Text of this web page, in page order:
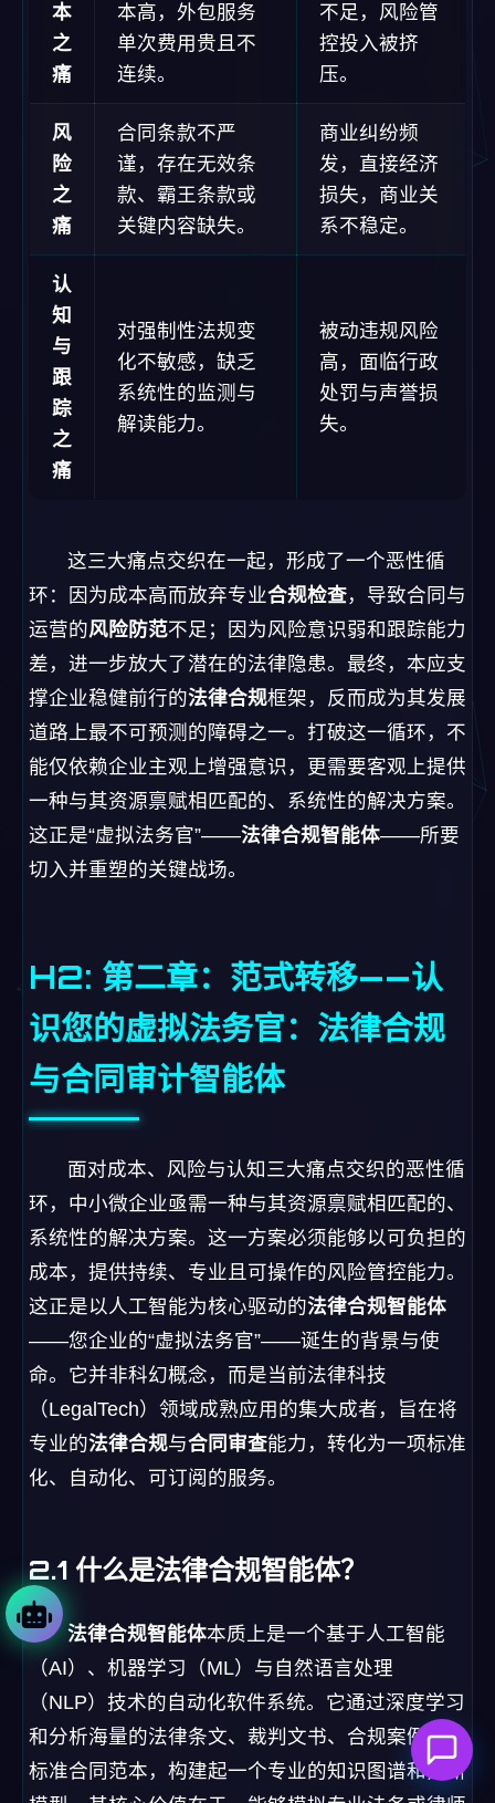
之
痛
款、霸王条款或
关键内容缺失。
损失，商业关
系不稳定。
认
知
与
跟
踪
之
痛
对强制性法规变
化不敏感，缺乏
系统性的监测与
被动违规风险
高，面临行政
处罚与声誉损
这三大痛点交织在一起，形成了一个恶性循
环：因为成本高而放弃专业
合规检查
运营的
道路上最不可预测的障碍之一。打破这一循环，不
能仅依赖企业主观上增强意识，更需要客观上提供
一种与其资源禀赋相匹配的、系统性的解决方案。
这正是“虚拟法务官”——法律合规智能体——所要
切入并重塑的关键战场。
H2: 第二章：范式转移——认
识您的虚拟法务官：法律合规
面对成本、风险与认知三大痛点交织的恶性循
环，中小微企业亟需一种与其资源禀赋相匹配的、
系统性的解决方案。这一方案必须能够以可负担的
成本，提供持续、专业且可操作的风险管控能力。
这正是以人工智能为核心驱动的
——您企业的“虚拟法务官”——诞生的背景与使
命。它并非科幻概念，而是当前法律科技
（LegalTech）领域成熟应用的集大成者，旨在将
专业的 法律合规 合同审查能力，转化为一项标准
化、自动化、可订阅的服务。
2.1 什么是法律合规智能体？
法律合规智能体 本质上是一个基于人工智能
（AI）、机器学习（ML）与自然语言处理
和分析海量的法律条文、裁判文书、合规案例以及
标准合同范本，构建起一个专业的知识图谱和判断
模型。其核心价值在于，能够模拟专业法务或律师
在合规检查 与风险防范 中的部分关键工作流，实现
7x24小时不间断的“数字劳动力”服务。
与传统的法律数据库或简单文本检索工具不
同，智能体具备 理解、推理与生成 的能力。它不仅